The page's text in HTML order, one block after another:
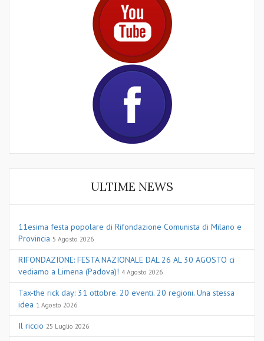
ULTIME NEWS
11esima festa popolare di Rifondazione Comunista di Milano e
Provincia 5 Agosto 2026
RIFONDAZIONE: FESTA NAZIONALE DAL 26 AL 30 AGOSTO ci
vediamo a Limena (Padova)! 4 Agosto 2026
Tax-the rick day: 31 ottobre. 20 eventi. 20 regioni. Una stessa
idea 1 Agosto 2026
Il riccio 25 Luglio 2026